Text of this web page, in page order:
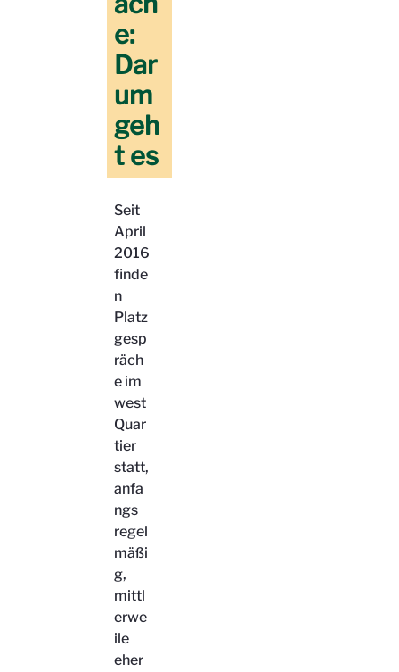
e:
Dar
um
geh
t es
Seit
April
2016
finde
n
Platz
gesp
räch
e im
west
Quar
tier
statt,
anfa
ngs
regel
mäßi
g,
mittl
erwe
ile
eher